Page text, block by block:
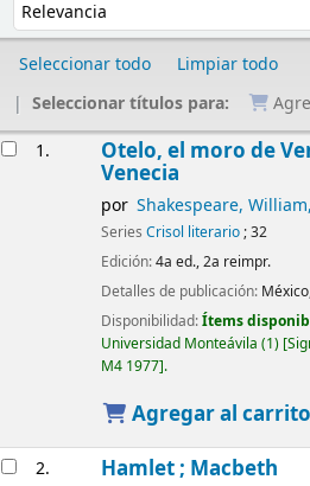
Seleccionar todo
Limpiar todo
Seleccionar títulos para:
1. Otelo, el moro de
Venecia
por Shakespeare, William
Series Crisol literario; 32
Edición:4a ed., 2a reimpr.
Detalles de publicación:
Disponibilidad:Ítems
Universidad Monteávila (1)
M4 1977 .
Agregar al carrito
2. Hamlet ; Macbeth